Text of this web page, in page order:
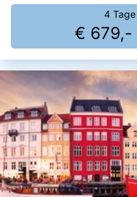
4 Tage
€ 679,-